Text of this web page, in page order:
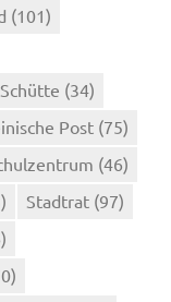
(101)
(34)
Post (75)
(46)
Stadtrat (97)